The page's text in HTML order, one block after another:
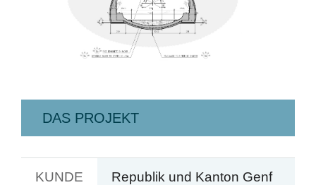
DAS PROJEKT
KUNDE Republik und Kanton Genf